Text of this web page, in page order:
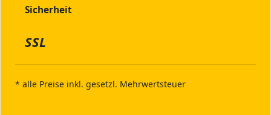
Sicherheit
SSL
* alle Preise inkl. gesetzl. Mehrwertsteuer